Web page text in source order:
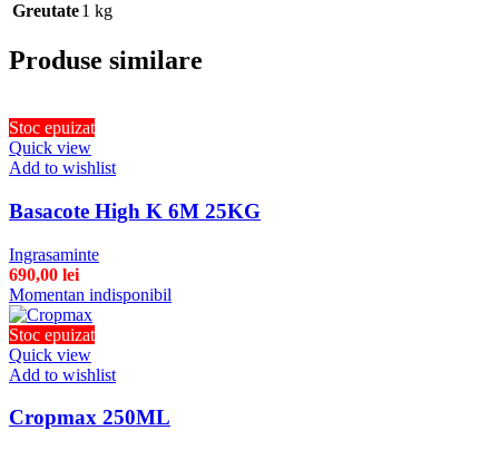
Greutate1 kg
Produse similare
Stoc epuizat
Quick view
Add to wishlist
Basacote High K 6M 25KG
Ingrasaminte
690,00 lei
Momentan indisponibil
Stoc epuizat
Quick view
Add to wishlist
Cropmax 250ML